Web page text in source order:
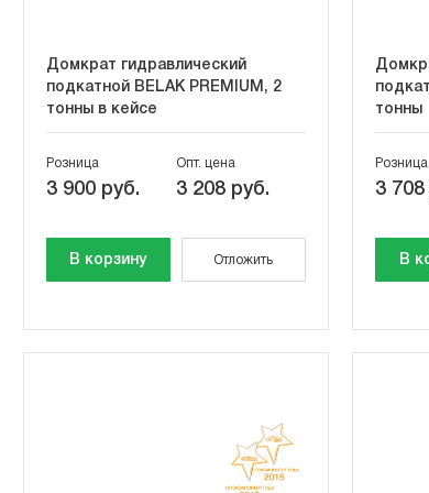
Домкрат гидравлический
подкатной BELAK PREMIUM, 2
тонны в кейсе
Розница
3 900 руб.
Опт. цена
3 208 руб.
В корзину Отложить
тонны
Розница
3 708
В